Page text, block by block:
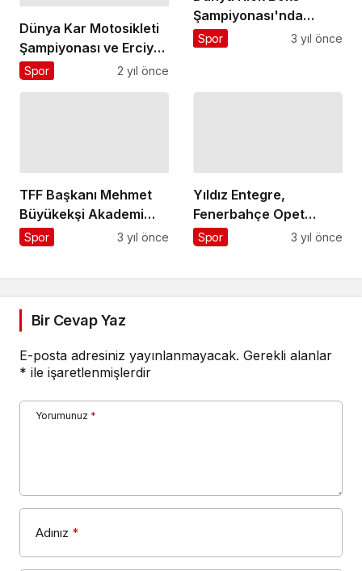
Dünya Kar Motosikleti
Şampiyonası ve Erciyes
KışFest başlıyor
Spor 2 yıl önce
Şampiyonası'nda
Avcılar Rüzgarı
Spor 3 yıl önce
TFF Başkanı Mehmet
Büyükekşi Akademi
Ziyaretlerine Demir
Spor 3 yıl önce
Yıldız Entegre,
Fenerbahçe Opet
Kadın Voleybol
Spor 3 yıl önce
Bir Cevap Yaz
E-posta adresiniz yayınlanmayacak. Gerekli alanlar
* ile işaretlenmişlerdir
Yorumunuz *
Adınız *